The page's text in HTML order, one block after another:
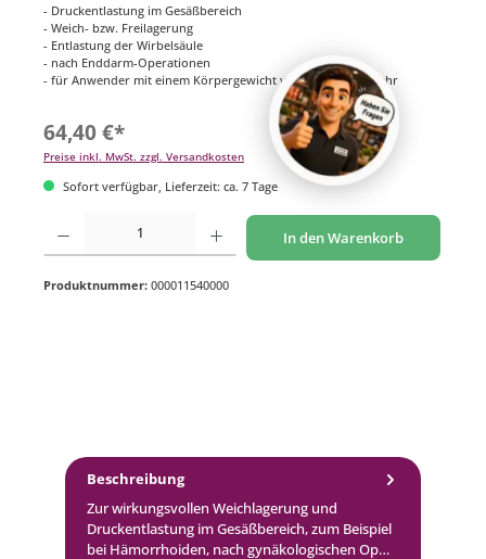
- Druckentlastung im Gesäßbereich
- Weich- bzw. Freilagerung
- Entlastung der Wirbelsäule
- nach Enddarm-Operationen
- für Anwender mit einem Körpergewicht von 65 kg oder mehr
64,40 €*
Preise inkl. MwSt. zzgl. Versandkosten
Sofort verfügbar, Lieferzeit: ca. 7 Tage
Produkt Anzahl: Gib den gewünschten Wert ein oder benutze die Schaltflächen um
In den Warenkorb
Produktnummer: 000011540000
Beschreibung
Zur wirkungsvollen Weichlagerung und
Druckentlastung im Gesäßbereich, zum Beispiel
bei Hämorrhoiden, nach gynäkologischen Op…